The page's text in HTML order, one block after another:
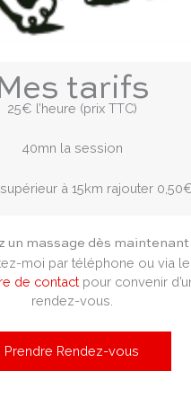
Mes tarifs
25€ l’heure (prix TTC)
40mn la session
à 15km rajouter
un massage dès maintenant
moi par téléphone ou via le
de contactpour convenir
rendez-vous.
Prendre Rendez-vous